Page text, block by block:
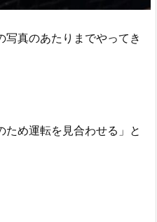
写真のあたりまでやってき
ため運転を見合わせる」と